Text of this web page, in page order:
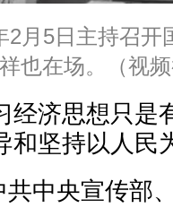
月5日主持召开
也在场。（视
济思想只是
和坚持以人民
中央宣传部